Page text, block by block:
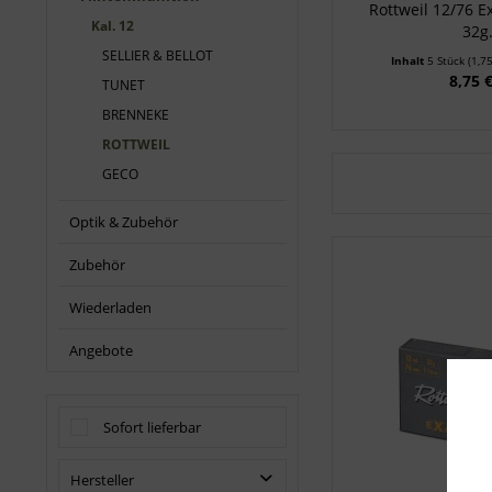
Kal. 12
SELLIER & BELLOT
TUNET
BRENNEKE
ROTTWEIL
GECO
Optik & Zubehör
Zubehör
Wiederladen
Angebote
Sofort lieferbar
Hersteller
Rottweil 12/76
32g.
Inhalt 5 Stück
8,75